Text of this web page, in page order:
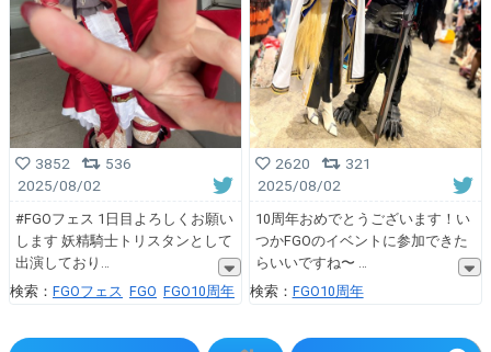
3852
536
2025/08/02
#FGOフェス 1日目よろしくお願い
します 妖精騎士トリスタンとして
出演しており
検索： FGOフェス FGO FGO10周年
2620
321
2025/08/02
10周年おめでとうございます！い
つかFGOのイベントに参加できた
らいいですね〜
検索： FGO10周年